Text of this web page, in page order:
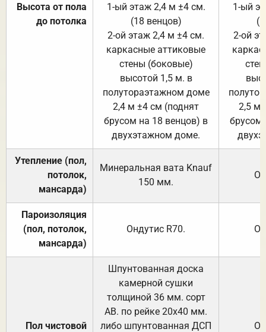
Высота от пола
до потолка
1-ый этаж 2,4 м ±4 см.
(18 венцов)
2-ой этаж 2,4 м ±4 см.
каркасные аттиковые
стены (боковые)
высотой 1,5 м. в
полутораэтажном доме
2,4 м ±4 см (поднят
брусом на 18 венцов) в
двухэтажном доме.
1-ый
2-ой
2,5 м
брусом
Утепление (пол,
потолок,
мансарда)
Минеральная вата Knauf
150 мм.
Пароизоляция
(пол, потолок,
мансарда)
Ондутис R70.
Пол чистовой
Шпунтованная доска
камерной сушки
толщиной 36 мм. сорт
АВ. по рейке 20х40 мм.
либо шпунтованная ДСП